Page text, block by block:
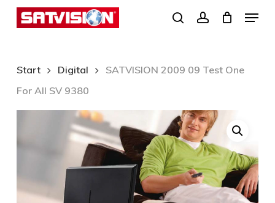
Skip
content
search
Menu
Start Digital
SATVISION 2009 09 Test One
For All SV 9380